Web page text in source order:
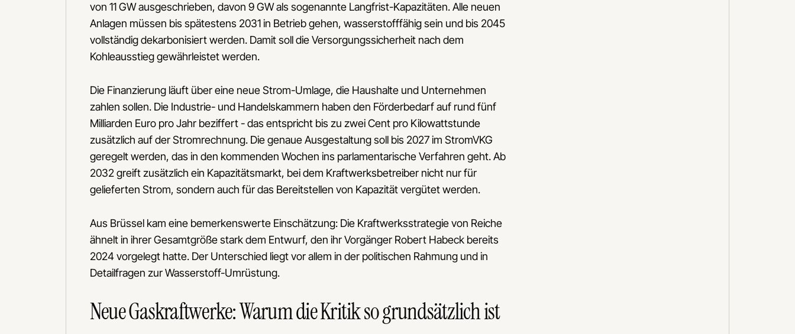
von 11 GW ausgeschrieben, davon 9 GW als sogenannte Langfrist-Kapazitäten. Alle neuen
Anlagen müssen bis spätestens 2031 in Betrieb gehen, wasserstofffähig sein und bis 2045
vollständig dekarbonisiert werden. Damit soll die Versorgungssicherheit nach dem
Kohleausstieg gewährleistet werden.
Die Finanzierung läuft über eine neue Strom-Umlage, die Haushalte und Unternehmen
zahlen sollen. Die Industrie- und Handelskammern haben den Förderbedarf auf rund fünf
Milliarden Euro pro Jahr beziffert - das entspricht bis zu zwei Cent pro Kilowattstunde
zusätzlich auf der Stromrechnung. Die genaue Ausgestaltung soll bis 2027 im StromVKG
geregelt werden, das in den kommenden Wochen ins parlamentarische Verfahren geht. Ab
2032 greift zusätzlich ein Kapazitätsmarkt, bei dem Kraftwerksbetreiber nicht nur für
gelieferten Strom, sondern auch für das Bereitstellen von Kapazität vergütet werden.
Aus Brüssel kam eine bemerkenswerte Einschätzung: Die Kraftwerksstrategie von Reiche
ähnelt in ihrer Gesamtgröße stark dem Entwurf, den ihr Vorgänger Robert Habeck bereits
2024 vorgelegt hatte. Der Unterschied liegt vor allem in der politischen Rahmung und in
Detailfragen zur Wasserstoff-Umrüstung.
Neue Gaskraftwerke: Warum die Kritik so grundsätzlich ist